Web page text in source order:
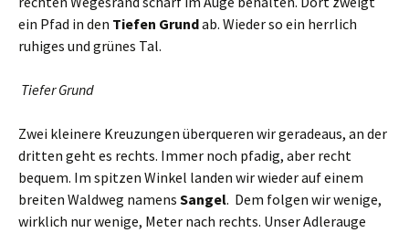
ein Pfad in den Tiefen Grundab. Wieder so ein herrlich
ruhiges und grünes Tal.
Tiefer Grund
Zwei kleinere Kreuzungen überqueren wir geradeaus, an der
dritten geht es rechts. Immer noch pfadig, aber recht
bequem. Im spitzen Winkel landen wir wieder auf einem
breiten Waldweg namens Sangel. Dem folgen wir wenige,
wirklich nur wenige, Meter nach rechts. Unser Adlerauge